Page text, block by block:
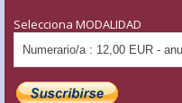
Selecciona MODALIDAD